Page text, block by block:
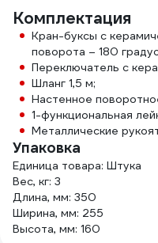
Комплектация
Кран-буксы с
поворота – 180
Переключатель с
Шланг 1,5 м;
Настенное
1-функциональная
Металлические
Упаковка
Единица товара: Штука
Вес, кг: 3
Длина, мм: 350
Ширина, мм: 255
Высота, мм: 160